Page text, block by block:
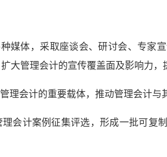
媒体，采取座谈会、研讨会、专
大管理会计的宣传覆盖面及影响力，
理会计的重要载体，推动管理会计
会计案例征集评选，形成一批可